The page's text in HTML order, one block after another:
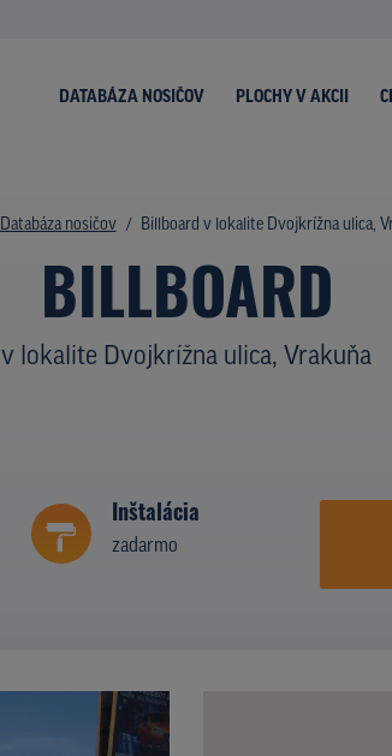
DATABÁZA NOSIČOV PLOCHY V AKCII
Databáza nosičov Billboard v lokalite Dvojkrížna ulica,
BILLBOARD
v lokalite Dvojkrížna ulica, Vrakuňa
Inštalácia
zadarmo